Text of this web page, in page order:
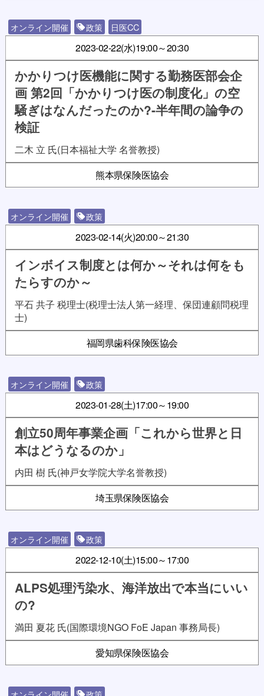
オンライン開催 政策 日医CC
2023-02-22(水)19:00～20:30
かかりつけ医機能に関する勤務医部会企
画 第2回「かかりつけ医の制度化」の空
騒ぎはなんだったのか?-半年間の論争の
検証
二木 立 氏(日本福祉大学 名誉教授)
熊本県保険医協会
オンライン開催 政策
2023-02-14(火)20:00～21:30
インボイス制度とは何か～それは何をも
たらすのか～
平石 共子 税理士(税理士法人第一経理、保団連顧問税理
士)
福岡県歯科保険医協会
オンライン開催 政策
2023-01-28(土)17:00～19:00
創立50周年事業企画「これから世界と日
本はどうなるのか」
内田 樹 氏(神戸女学院大学名誉教授)
埼玉県保険医協会
オンライン開催 政策
2022-12-10(土)15:00～17:00
ALPS処理汚染水、海洋放出で本当にいい
の?
満田 夏花 氏(国際環境NGO FoE Japan 事務局長)
愛知県保険医協会